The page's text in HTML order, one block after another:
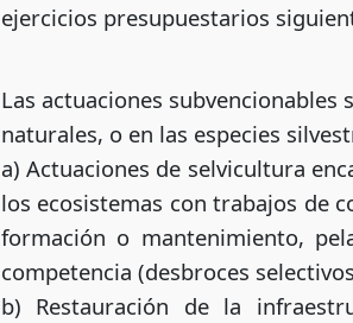
ejercicios presupuestarios
Las actuaciones
naturales, o en las especies
a) Actuaciones de selvicultura
los ecosistemas con trabajos de
formación o mantenimiento,
competencia (desbroces
b) Restauración de la